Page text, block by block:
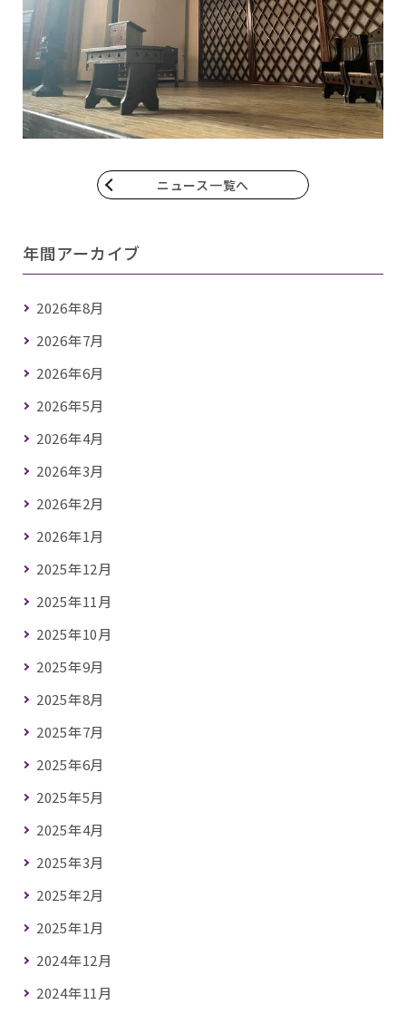
ニュース一覧へ
年間アーカイブ
2026年8月
2026年7月
2026年6月
2026年5月
2026年4月
2026年3月
2026年2月
2026年1月
2025年12月
2025年11月
2025年10月
2025年9月
2025年8月
2025年7月
2025年6月
2025年5月
2025年4月
2025年3月
2025年2月
2025年1月
2024年12月
2024年11月